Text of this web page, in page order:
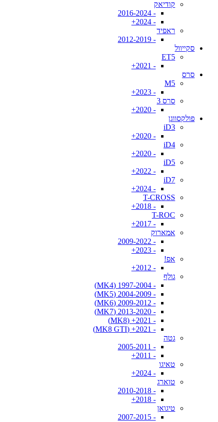
קודיאק
- 2016-2024
- 2024+
ראפיד
- 2012-2019
סקייוול
ET5
- 2021+
סרס
M5
- 2023+
סרס 3
- 2020+
פולקסווגן
iD3
- 2020+
iD4
- 2020+
iD5
- 2022+
iD7
- 2024+
T-CROSS
- 2018+
T-ROC
- 2017+
אמארוק
- 2009-2022
- 2023+
אפ!
- 2012+
גולף
- 1997-2004 (MK4)
- 2004-2009 (MK5)
- 2009-2012 (MK6)
- 2013-2020 (MK7)
- 2021+ (MK8)
- 2021+ (MK8 GTI)
גטה
- 2005-2011
- 2011+
טאיגו
- 2024+
טוארג
- 2010-2018
- 2018+
טיגואן
- 2007-2015